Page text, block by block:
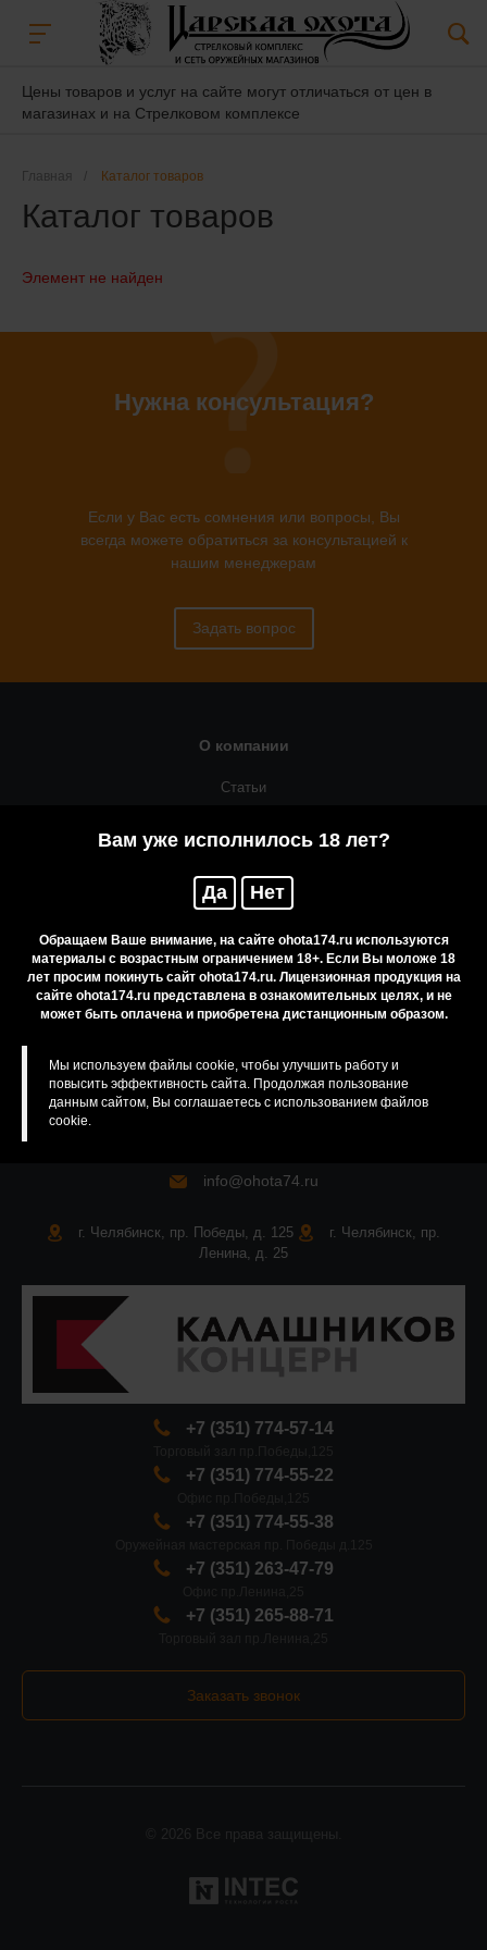
Вам уже исполнилось 18 лет?
Да Нет
Обращаем Ваше внимание, на сайте ohota174.ru используются
материалы с возрастным ограничением 18+. Если Вы моложе 18
лет просим покинуть сайт ohota174.ru. Лицензионная продукция на
сайте ohota174.ru представлена в ознакомительных целях, и не
может быть оплачена и приобретена дистанционным образом.
Мы используем файлы cookie, чтобы улучшить работу и
повысить эффективность сайта. Продолжая пользование
данным сайтом, Вы соглашаетесь с использованием файлов
cookie.
Цены товаров и услуг на сайте могут отличаться от цен в
магазинах и на Стрелковом комплексе
Главная Каталог товаров
Каталог товаров
Элемент не найден
Нужна консультация?
Если у Вас есть сомнения или вопросы, Вы
всегда можете обратиться за консультацией к
нашим менеджерам
Задать вопрос
О компании
Статьи
Резервирование
Приобретение лицензионных товаров
Бренды
Карта сайта
info@ohota74.ru
г. Челябинск, пр. Победы, д. 125
г. Челябинск, пр.
Ленина, д. 25
+7 (351) 774-57-14
+7 (351) 774-55-22
+7 (351) 774-55-38
+7 (351) 263-47-79
+7 (351) 265-88-71
Заказать звонок
© 2026 Все права защищены.